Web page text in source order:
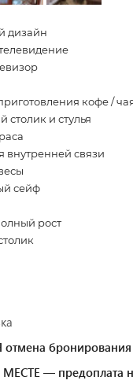
дизайн
кофе /
и стулья
внутренней связи
сейф
рост
бронирования
— предоплата